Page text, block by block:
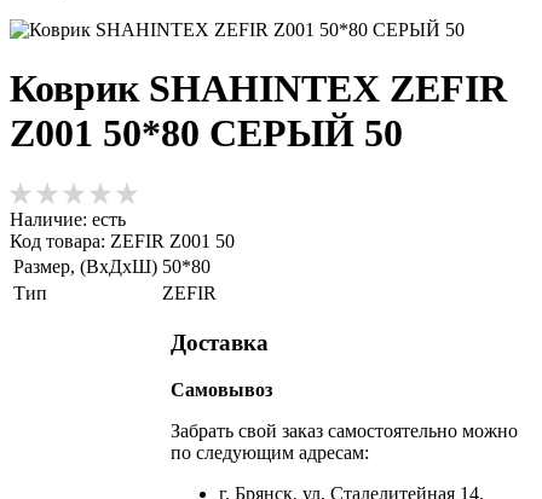
Коврик SHAHINTEX ZEFIR
Z001 50*80 СЕРЫЙ 50
Наличие: есть
Код товара: ZEFIR Z001 50
Размер, (ВхДхШ) 50*80
Тип
ZEFIR
Доставка
Самовывоз
Забрать свой заказ самостоятельно можно
по следующим адресам:
г. Брянск, ул. Сталелитейная 14,